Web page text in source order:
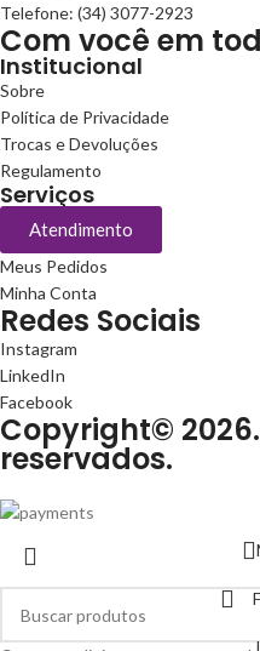
Telefone: (34) 3077-2923
Com você em
Institucional
Sobre
Política de Privacidade
Trocas e Devoluções
Regulamento
Serviços
Atendimento
Meus Pedidos
Minha Conta
Redes Sociais
Instagram
LinkedIn
Facebook
Copyright©
reservados.